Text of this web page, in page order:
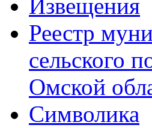
Извещения
Реестр
сельского
Омской
Символика